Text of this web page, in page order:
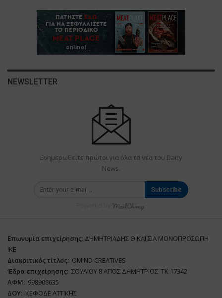
NEWSLETTER
Ενημερωθείτε πρώτοι για όλα τα νέα του Dairy
News.
Subscribe
Επωνυμία επιχείρησης: ΔΗΜΗΤΡΙΑΔΗΣ Θ ΚΑΙ ΣΙΑ ΜΟΝΟΠΡΟΣΩΠΗ
ΙΚΕ
Διακριτικός τίτλος: ΟΜΙΝD CREATIVES
‘Eδρα επιχείρησης: ΣΟΥΛΙΟΥ 8 ΑΓΙΟΣ ΔΗΜΗΤΡΙΟΣ ΤΚ 17342
ΑΦΜ: 998908635
ΔΟΥ: ΚΕΦΟΔΕ ΑΤΤΙΚΗΣ